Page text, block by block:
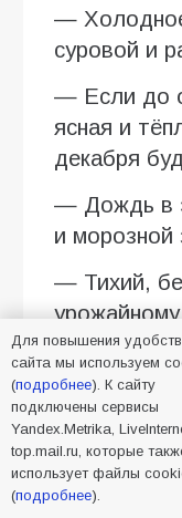
—
суровой и
— Если до
ясная и
декабря
— Дождь в
и морозной
— Тихий,
— Много
Анниному
— Если
к тёплой и
низко — к
Для повышения
сайта мы используем
(подробнее). К сайту
подключены сервисы
Yandex.Metrika,
top.mail.ru, которые
использует файлы
(подробнее).